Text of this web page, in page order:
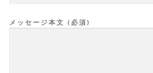
メッセージ本文 (必須)